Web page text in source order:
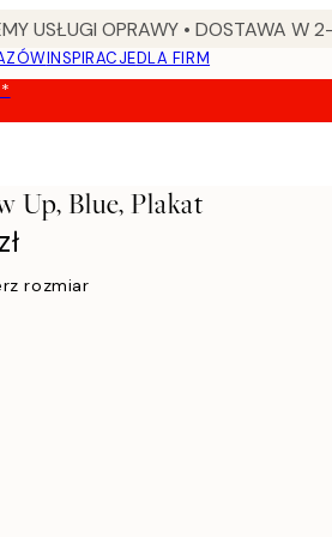
USŁUGI OPRAWY • DOSTAWA W
INSPIRACJEDLA FIRM
Up, Blue, Plakat
rozmiar